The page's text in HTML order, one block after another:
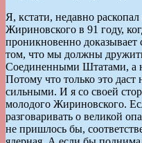
Я, кстати, недавно
Жириновского в 91 году,
проникновенно
том, что мы должны
Соединенными Штатами, а
Потому что только это
сильными. И я со своей
молодого Жириновского.
разговаривать о великой
не пришлось бы,